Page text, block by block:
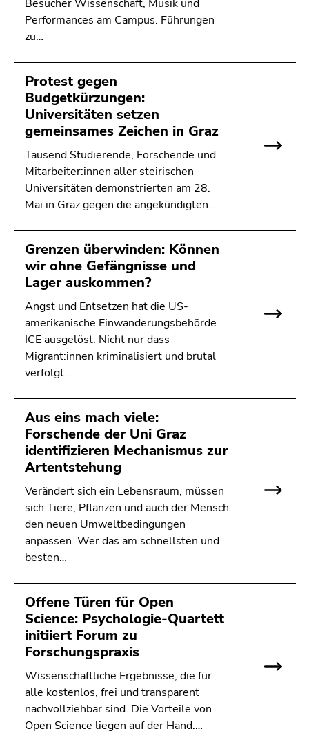
Sie diesen
Link.
Zum
Inhalt
(Zugriffstaste
1)
Zur
Positionsanzeige
(Zugriffstaste
2)
Zur
Hauptnavigation
(Zugriffstaste
3)
Zur
Unternavigation
4)
Zu
den
Zusatzinformationen
(Zugriffstaste
5)
Zu
den
Seiteneinstellungen
(Benutzer/Sprache)
8)
Zur
Suche
(Zugriffstaste
9)
Besucher Wissenschaft, Musik und
Performances am Campus. Führungen
zu…
Protest gegen
Budgetkürzungen:
Universitäten setzen
gemeinsames Zeichen in Graz
Tausend Studierende, Forschende und
Mitarbeiter:innen aller steirischen
Universitäten demonstrierten am 28.
Mai in Graz gegen die angekündigten…
Grenzen überwinden: Können
wir ohne Gefängnisse und
Lager auskommen?
Angst und Entsetzen hat die US-
amerikanische Einwanderungsbehörde
ICE ausgelöst. Nicht nur dass
Migrant:innen kriminalisiert und brutal
verfolgt…
Aus eins mach viele:
Forschende der Uni Graz
identifizieren Mechanismus zur
Artentstehung
Verändert sich ein Lebensraum, müssen
sich Tiere, Pflanzen und auch der Mensch
den neuen Umweltbedingungen
anpassen. Wer das am schnellsten und
besten…
Offene Türen für Open
Science: Psychologie-Quartett
initiiert Forum zu
Forschungspraxis
Wissenschaftliche Ergebnisse, die für
alle kostenlos, frei und transparent
nachvollziehbar sind. Die Vorteile von
Open Science liegen auf der Hand.…